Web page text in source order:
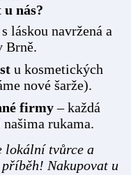
nás?
láskou navržená a
Brně.
u kosmetických
nové šarže).
firmy– každá
rukama.
lokální tvůrce a
příběh! Nakupovat u